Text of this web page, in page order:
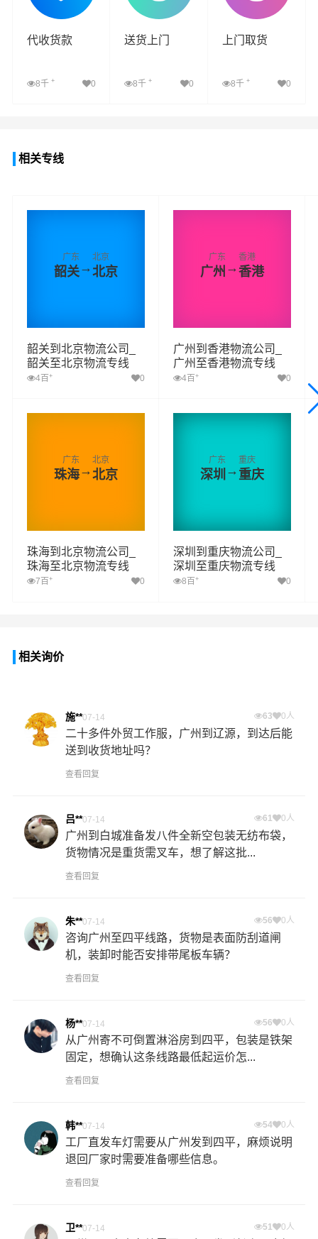
代收货款
8千 + 0
送货上门
8千+ 0
上门取货
8千 + 0
相关专线
广东
韶关→
北京
北京
韶关到北京物流公司_
韶关至北京物流专线
4百 + 0
广东
广州 →
香港
香港
广州到香港物流公司_
广州至香港物流专线
4百 + 0
广东
珠海→
北京
北京
珠海到北京物流公司_
珠海至北京物流专线
7百 + 0
广东
深圳→
重庆
重庆
深圳到重庆物流公司_
深圳至重庆物流专线
8百 + 0
相关询价
施**07-14 63 0人
二十多件外贸工作服，广州到辽源，到达后能
送到收货地址吗？
查看回复
吕**07-14 61 0人
广州到白城准备发八件全新空包装无纺布袋，
货物情况是重货需叉车，想了解这批...
查看回复
朱**07-14 56 0人
咨询广州至四平线路，货物是表面防刮道闸
机，装卸时能否安排带尾板车辆？
查看回复
杨**07-14 56 0人
从广州寄不可倒置淋浴房到四平，包装是铁架
固定，想确认这条线路最低起运价怎...
查看回复
韩**07-14 54 0人
工厂直发车灯需要从广州发到四平，麻烦说明
退回厂家时需要准备哪些信息。
查看回复
卫**07-14 51 0人